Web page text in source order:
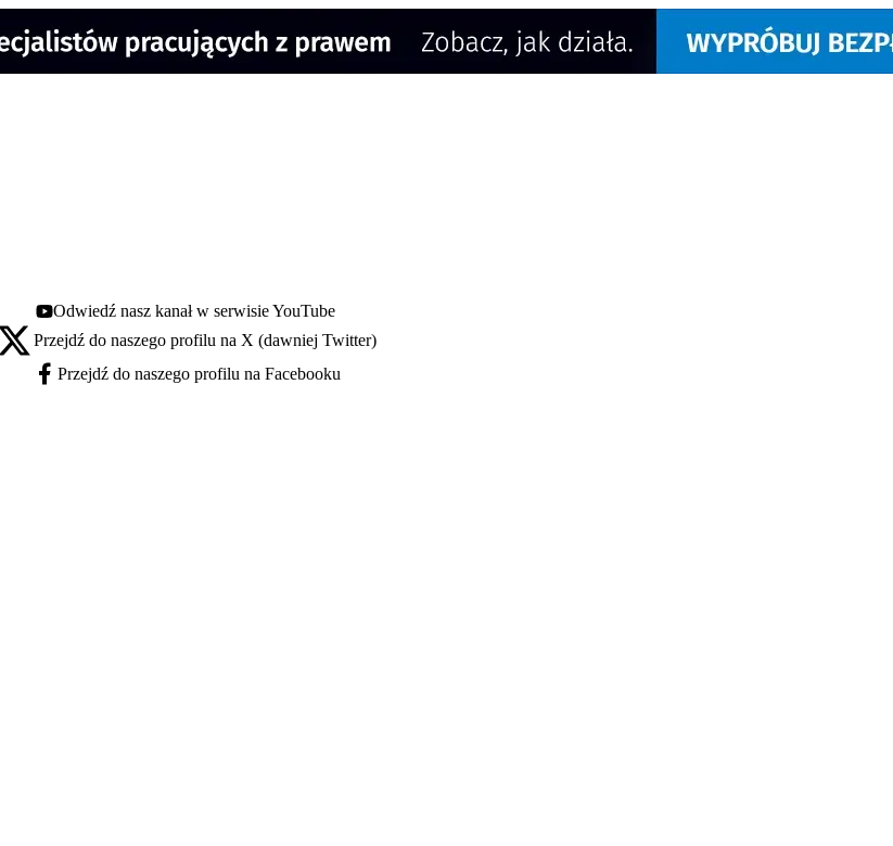
Youtube - otwiera się w nowej karcie
Odwiedź nasz kanał w serwisie YouTube
X - otwiera się w nowej karcie
Przejdź do naszego profilu na X (dawniej Twitter)
Facebook - otwiera się w nowej karcie
Przejdź do naszego profilu na Facebooku